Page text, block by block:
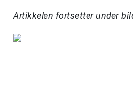
Artikkelen fortsetter under